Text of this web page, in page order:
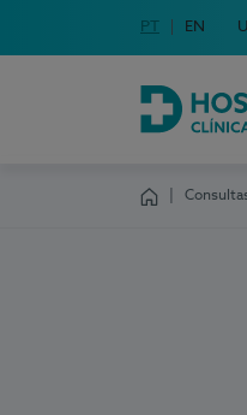
Escolha o seu
Idioma em
PT English
EN
Hospital